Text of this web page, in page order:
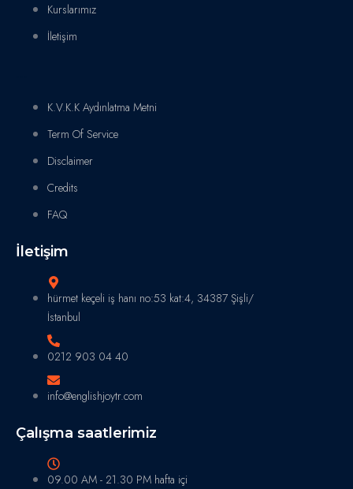
Kurslarımız
İletişim
K.V.K.K Aydınlatma Metni
Term Of Service
Disclaimer
Credits
FAQ
İletişim
hürmet keçeli iş hanı no:53 kat:4, 34387 Şişli/
İstanbul
0212 903 04 40
info@englishjoytr.com
Çalışma saatlerimiz
09.00 AM - 21.30 PM hafta içi